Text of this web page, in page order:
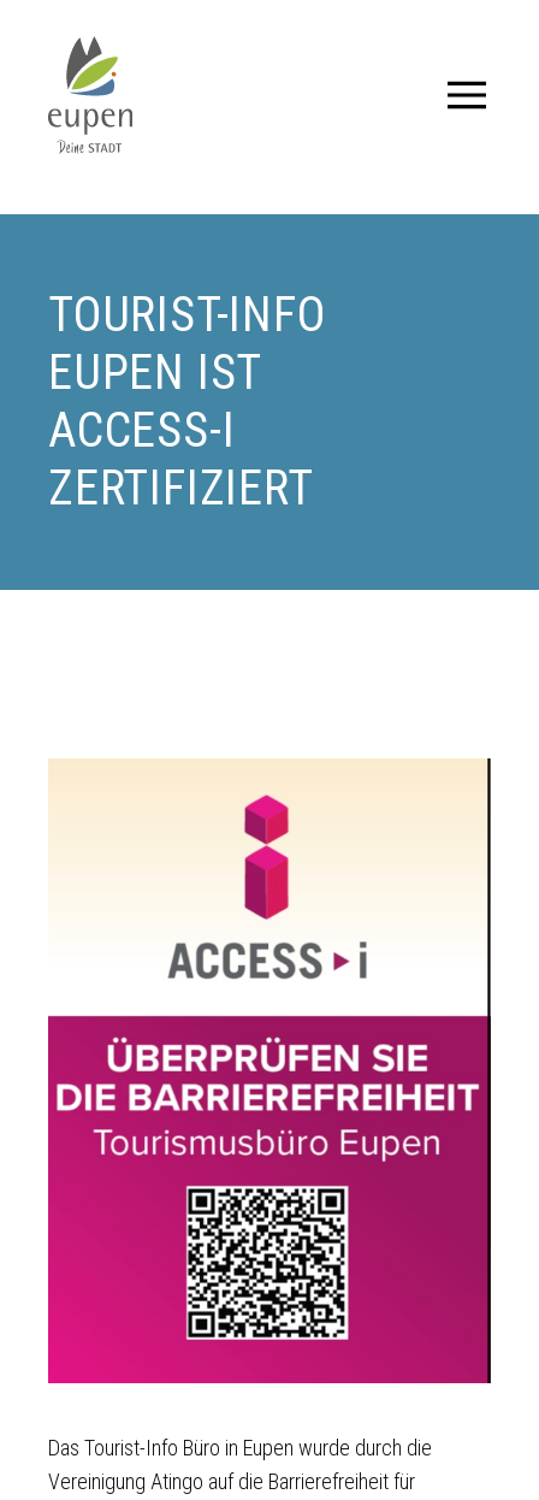
Events
Aktuelles
für
Eupen
und
Umgebung.
Sie
TOURIST-INFO
EUPEN IST
ACCESS-I
ZERTIFIZIERT
Das Tourist-Info Büro in Eupen wurde durch die
Vereinigung Atingo auf die Barrierefreiheit für